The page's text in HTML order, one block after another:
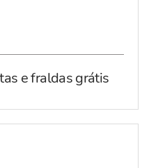
e fraldas grátis